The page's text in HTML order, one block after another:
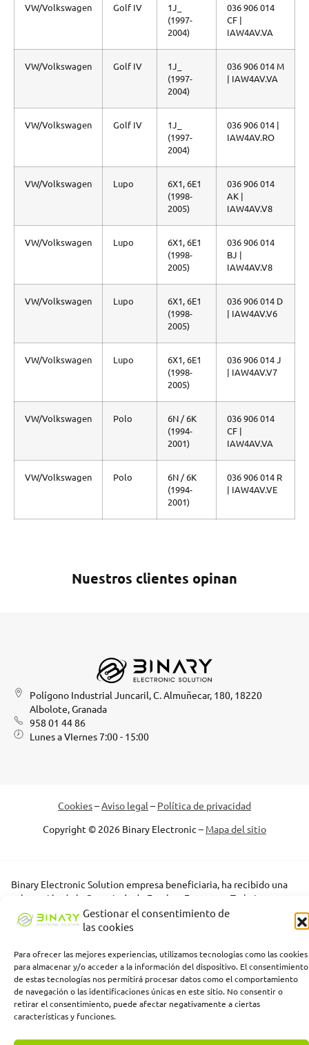
Gestionar el consentimiento de
las cookies
Para ofrecer las mejores experiencias, utilizamos tecnologías como las cookies
para almacenar y/o acceder a la información del dispositivo. El consentimiento
de estas tecnologías nos permitirá procesar datos como el comportamiento
de navegación o las identificaciones únicas en este sitio. No consentir o
retirar el consentimiento, puede afectar negativamente a ciertas
características y funciones.
VW/Volkswagen Golf IV
1J_
(1997-
2004)
036 906 014
CF |
IAW4AV.VA
VW/Volkswagen Golf IV
1J_
(1997-
2004)
036 906 014 M
| IAW4AV.VA
VW/Volkswagen Golf IV
1J_
(1997-
2004)
036 906 014 |
IAW4AV.RO
VW/Volkswagen Lupo
6X1, 6E1
(1998-
2005)
036 906 014
AK |
IAW4AV.V8
VW/Volkswagen Lupo
6X1, 6E1
(1998-
2005)
036 906 014
BJ |
IAW4AV.V8
VW/Volkswagen Lupo
6X1, 6E1
(1998-
2005)
036 906 014 D
| IAW4AV.V6
VW/Volkswagen Lupo
6X1, 6E1
(1998-
2005)
036 906 014 J
| IAW4AV.V7
VW/Volkswagen Polo
6N / 6K
(1994-
2001)
036 906 014
CF |
IAW4AV.VA
VW/Volkswagen Polo
6N / 6K
(1994-
2001)
036 906 014 R
| IAW4AV.VE
Nuestros clientes opinan
Polígono Industrial Juncaril, C. Almuñecar, 180, 18220
Albolote, Granada
958 01 44 86
Lunes a VIernes 7:00 - 15:00
Cookies–Aviso legal – Política de privacidad
Copyright © 2026 Binary Electronic – Mapa del sitio
Binary Electronic Solution empresa beneficiaria, ha recibido una
subvención de la Consejería de Empleo, Empresa y Trabajo
Autónomo de la Junta de Andalucía, financiada por la Unión
Europea con cargo al Programa FSE+ Andalucía 2021-2027,
fomento de la contratación en el ámbito de la Comunidad
Autónoma de Andalucía. Línea 2. Incentivo a la segunda o
sucesivas contrataciones indefinidas ordinarias por parte de
personas trabajadoras autónomas, y a cualquier contratación
indefinida ordinaria por parte de pymes.